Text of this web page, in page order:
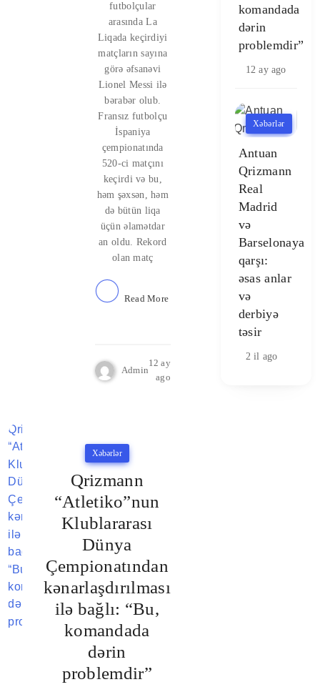
futbolçular
arasında La
Liqada keçirdiyi
matçların sayına
görə əfsanəvi
Lionel Messi ilə
bərabər olub.
Fransız futbolçu
İspaniya
çempionatında
520-ci matçını
keçirdi və bu,
həm şəxsən, həm
də bütün liqa
üçün əlamətdar
an oldu. Rekord
olan matç
Read More
Admin
12 ay
ago
Xəbərlər
Qrizmann
“Atletiko”nun
Klublararası
Dünya
Çempionatından
kənarlaşdırılması
ilə bağlı: “Bu,
komandada
dərin
problemdir”
komandada
dərin
problemdir”
12 ay ago
Xəbərlər
Antuan
Qrizmann
Real
Madrid
və
Barselonaya
qarşı:
əsas anlar
və
derbiyə
təsir
2 il ago